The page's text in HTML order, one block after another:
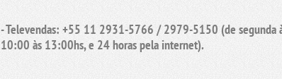
- Televendas: +55 11 2931-5766 / 2979-5150 (de segunda
10:00 às 13:00hs, e 24 horas pela internet).